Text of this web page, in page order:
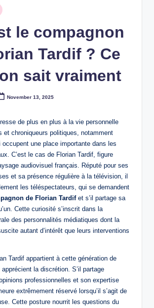
le compagnon
Tardif ? Ce
sait vraiment
November 13, 2025
de plus en plus à la vie personnelle
et chroniqueurs politiques, notamment
occupent une place importante dans les
C’est le cas de Florian Tardif, figure
audiovisuel français. Réputé pour ses
et sa présence régulière à la télévision, il
les téléspectateurs, qui se demandent
de Florian Tardifet s’il partage sa
Cette curiosité s’inscrit dans la
des personnalités médiatiques dont la
autant d’intérêt que leurs interventions
Tardif appartient à cette génération de
la discrétion. S’il partage
professionnelles et son expertise
extrêmement réservé lorsqu’il s’agit de
Cette posture nourrit les questions du